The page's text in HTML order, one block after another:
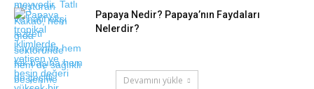
Papaya Nedir? Papaya’nın Faydaları
Nelerdir?
Devamını yükle